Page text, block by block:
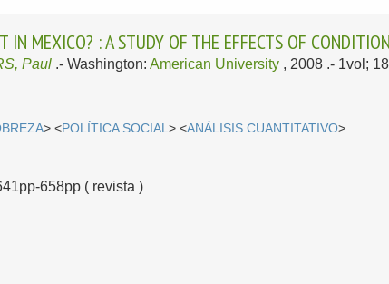
IN MEXICO? : A STUDY OF THE EFFECTS OF
Paul .-Washington:American University , 2008 .- 1vol;
> <POLÍTICA SOCIAL> <ANÁLISIS CUANTITATIVO>
658pp ( revista )